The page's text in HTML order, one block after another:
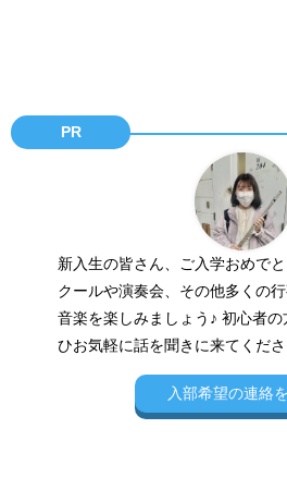
PR
新入生の皆さん、ご入学おめでと
クールや演奏会、その他多くの
音楽を楽しみましょう♪ 初心者の
ひお気軽に話を聞きに来てくださ
入部希望の連絡